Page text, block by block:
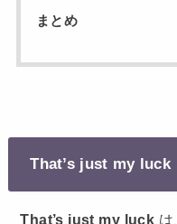
まとめ
That’s just my luck
That’s just my luck